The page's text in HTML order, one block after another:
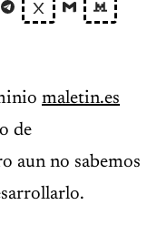
maletin.es
de
aun no sabemos